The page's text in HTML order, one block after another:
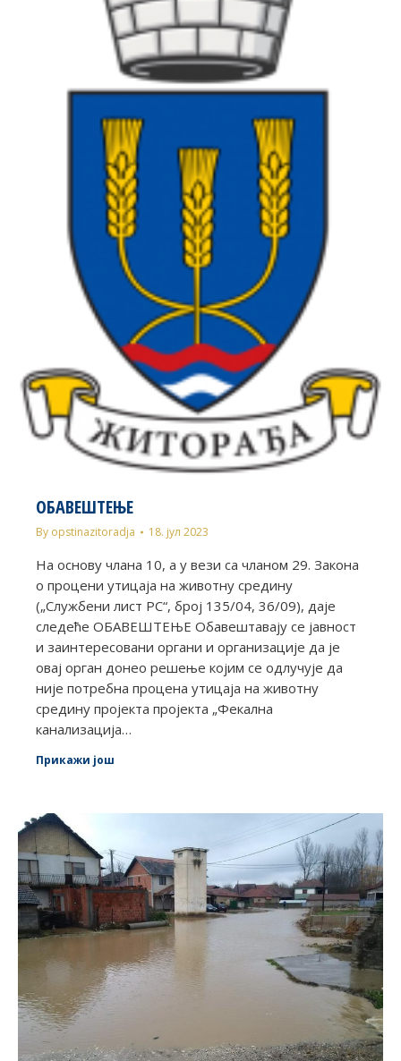
ОБАВЕШТЕЊЕ
By opstinazitoradja 18. јул 2023
На основу члана 10, а у вези са чланом 29. Закона
о процени утицаја на животну средину
(„Службени лист РС“, број 135/04, 36/09), даје
следеће ОБАВЕШТЕЊЕ Обавештавају се јавност
и заинтересовани органи и организације да је
овај орган донео решење којим се одлучује да
није потребна процена утицаја на животну
средину пројекта пројекта „Фекална
канализација…
Прикажи још